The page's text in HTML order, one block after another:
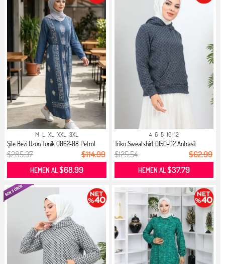
M L XL XXL 3XL
Şile Bezi Uzun Tunik 0062-08 Petrol
$285.37 $114.99
HEMEN AL$68.99
4 6 8 10 12
Triko Sweatshirt 0150-02 Antrasit
$125.54 $62.99
HEMEN AL$37.79